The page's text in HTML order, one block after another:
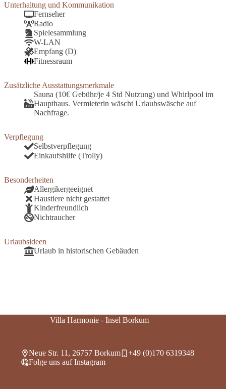
Unterhaltung und Kommunikation
Fernseher
Radio
Spielesammlung
W-LAN
Empfang (D)
Fitnessraum
Zusätzliche Ausstattungsmerkmale
Sauna (10€ Gebühr/je 4 Std Nutzung) und Whirlpool im
Haupthaus. Vermieterin wäscht Urlaubswäsche auf
Nachfrage.
Verpflegung
Selbstverpflegung
Einkaufshilfe (Trolly)
Besonderheiten
Allergikergeeignet
Haustiere nicht gestattet
Kinderfreundlich
Nichtraucher
Urlaubsideen
Urlaub in historischen Gebäuden
Villa Harmonie - Insel Borkum
Neue Str. 11, 26757 Borkum
+49 (0)170 6319348
Folge uns auf Instagram